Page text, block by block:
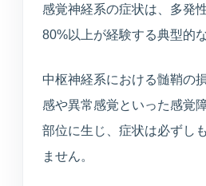
感覚神経系の症状は、多発
80%以上が経験する典型的
中枢神経系における髄鞘の
感や異常感覚といった感覚
部位に生じ、症状は必ずし
ません。